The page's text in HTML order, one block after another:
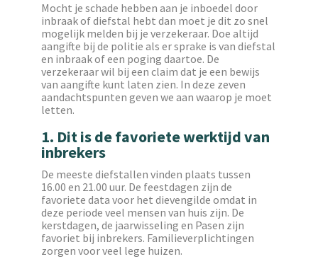
Mocht je schade hebben aan je inboedel door
inbraak of diefstal hebt dan moet je dit zo snel
mogelijk melden bij je verzekeraar. Doe altijd
aangifte bij de politie als er sprake is van diefstal
en inbraak of een poging daartoe. De
verzekeraar wil bij een claim dat je een bewijs
van aangifte kunt laten zien. In deze zeven
aandachtspunten geven we aan waarop je moet
letten.
1. Dit is de favoriete werktijd van
inbrekers
De meeste diefstallen vinden plaats tussen
16.00 en 21.00 uur. De feestdagen zijn de
favoriete data voor het dievengilde omdat in
deze periode veel mensen van huis zijn. De
kerstdagen, de jaarwisseling en Pasen zijn
favoriet bij inbrekers. Familieverplichtingen
zorgen voor veel lege huizen.